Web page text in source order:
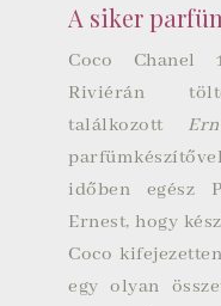
A siker
Coco Chanel
Riviérán
találkozott
időben egész
Ernest, hogy
Coco
egy olyan